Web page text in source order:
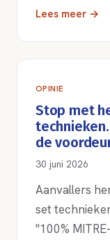
Lees meer →
OPINIE
Stop met
de
30 juni 2026
Aanvallers
set
"100%